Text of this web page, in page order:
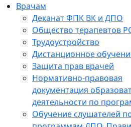
Врачам
Деканат ФПК ВК и ДПО
Общество терапевтов
Трудоустройство
Дистанционное
Защита прав врачей
Нормативно-правовая
документация
деятельности по
Обучение слушателей